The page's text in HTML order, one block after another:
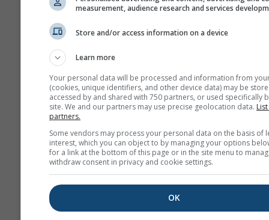
Görünüm
Gün
Arka plan
Arka plan resmi ile
Arka plan renkli
Arka plan yok: Açık
Daha fazla hava durumu
measurement, audience research and services
Store and/or access information on a device
Learn more
Your personal data will be processed and information from
(cookies, unique identifiers, and other device data) may be
accessed by and shared with 750 partners, or used specifically
site. We and our partners may use precise geolocation data.
partners.
Some vendors may process your personal data on the basis of
interest, which you can object to by managing your options
for a link at the bottom of this page or in the site menu to
withdraw consent in privacy and cookie settings.
OK